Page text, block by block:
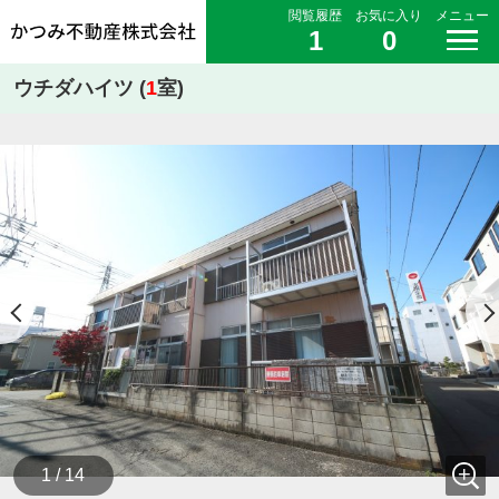
閲覧履歴
1
お気に入り
0
メニュー
ウチダハイツ (1室)
1 / 14